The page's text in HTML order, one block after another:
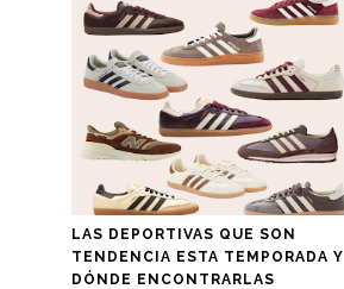
LAS DEPORTIVAS QUE SON
TENDENCIA ESTA TEMPORADA Y
DÓNDE ENCONTRARLAS